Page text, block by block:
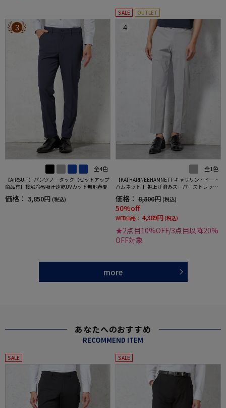
3
全4色
【AIRSUIT】パンツノータック【セットアップ
商品有】接触冷感吸汗速乾UVカット無地春夏
価格： 3,850円 (税込)
SALE OUTLET
4
全1色
【KATHARINEEHAMNETT-キャサリン・イー・
ハムネット-】裾上げ済みスーパーストレッチ
無地
価格： 8,800円 (税込)
50%off
WEB価格： 4,389円 (税込)
★2点目10%OFF/3点目以降20%
OFF対象
more
あなたへのおすすめ
RECOMMEND ITEM
SALE SALE